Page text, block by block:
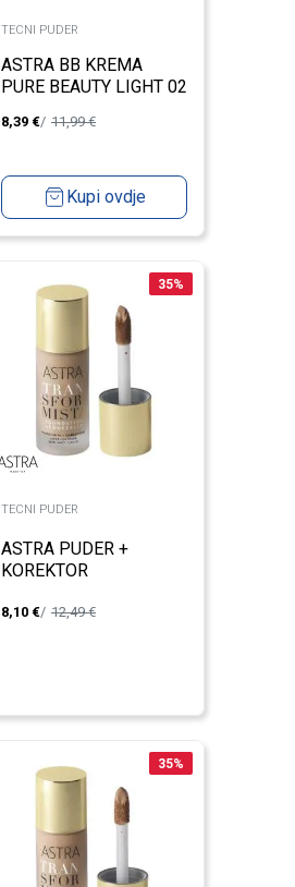
TECNI PUDER
ASTRA BB KREMA
PURE BEAUTY LIGHT 02
8,39 € 11,99€
Kupi ovdje
35%
TECNI PUDER
ASTRA PUDER +
KOREKTOR
AMBER 4
8,10 € 12,49€
35%